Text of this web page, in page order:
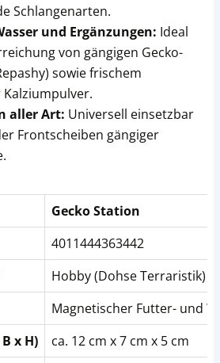
Schlangenarten.
und Ergänzungen: Ideal
von gängigen Gecko-
sowie frischem
aller Art: Universell einsetzbar
Frontscheiben gängiger
Gecko Station
4011444363442
Hobby (Dohse Terraristik)
Magnetischer Futter- und
x H)
ca. 12 cm x 7 cm x 5 cm